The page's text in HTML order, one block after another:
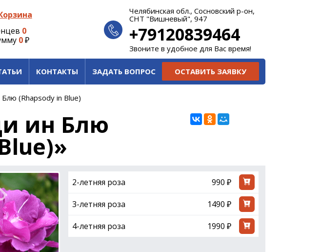
Челябинская обл., Сосновский р-он,
СНТ "Вишневый", 947
+79120839464
Звоните в удобное для Вас время!
0
0₽
КОНТАКТЫ ЗАДАТЬ ВОПРОС ОСТАВИТЬ ЗАЯВКУ
(Rhapsody in Blue)
ин Блю
2-летняя роза 990 ₽
3-летняя роза 1490 ₽
4-летняя роза 1990 ₽